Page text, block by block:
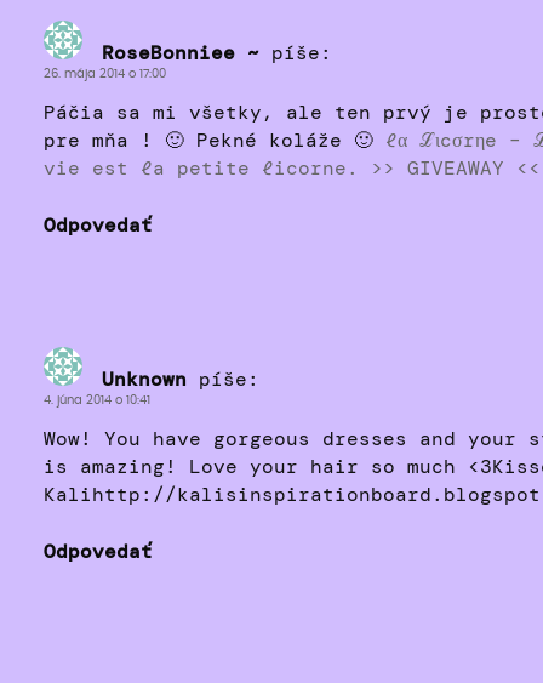
RoseBonniee ~ píše:
26. mája 2014 o 17:00
Páčia sa mi všetky, ale ten prvý je
pre mňa ! 🙂 Pekné koláže 🙂 ℓα ℒιcσrηe –
vie est ℓa petite ℓicorne. >> GIVEAWAY <<
Odpovedať
Unknown píše:
4. júna 2014 o 10:41
Wow! You have gorgeous dresses and your
is amazing! Love your hair so much
Kalihttp://
Odpovedať